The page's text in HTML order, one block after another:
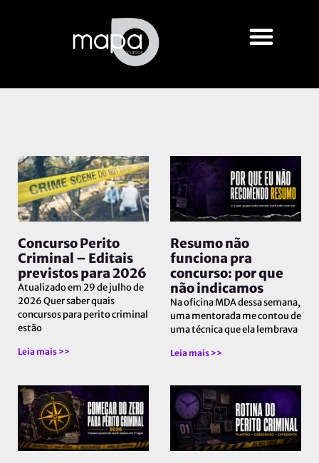
Concurso Perito
Criminal – Editais
previstos para 2026
Atualizado em 29 de julho de
2026 Quer saber quais
concursos para perito criminal
estão
Leia mais >>
Resumo não
funciona pra
concurso: por que
não indicamos
Na oficina MDA dessa semana,
uma mentorada me contou de
uma técnica que ela lembrava
Leia mais >>